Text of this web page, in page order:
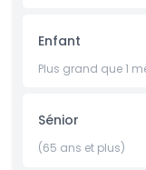
réservant un Billet
profiter d'une
d'aventure, de
zoologique est un
aujourd'hui et
Bioparco di Roma.
Enfant
Plus grand que 1
Sénior
(65 ans et plus)